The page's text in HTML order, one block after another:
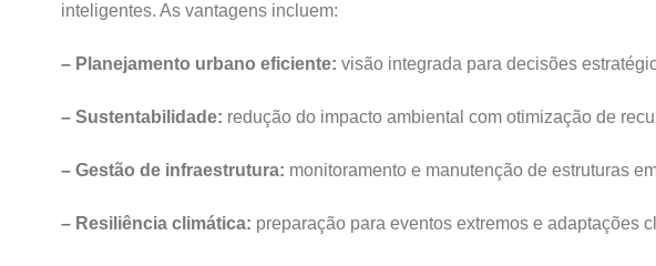
inteligentes. As vantagens incluem:
– Planejamento urbano eficiente: visão integrada para decisões
– Sustentabilidade: redução do impacto ambiental com otimização de
– Gestão de infraestrutura: monitoramento e manutenção de estruturas
– Resiliência climática: preparação para eventos extremos e adaptações